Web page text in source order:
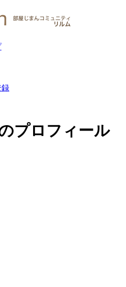
録
プロフィール